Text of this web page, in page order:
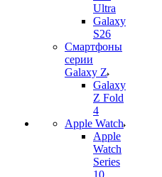
Ultra
Galaxy
S26
Смартфоны
серии
Galaxy Z
Galaxy
Z Fold
4
Apple Watch
Apple
Watch
Series
10